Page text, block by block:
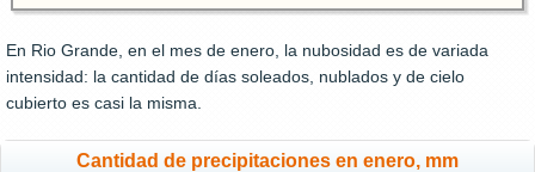
En Rio Grande, en el mes de enero, la nubosidad es de variada
intensidad: la cantidad de días soleados, nublados y de cielo
cubierto es casi la misma.
Cantidad de precipitaciones en enero, mm